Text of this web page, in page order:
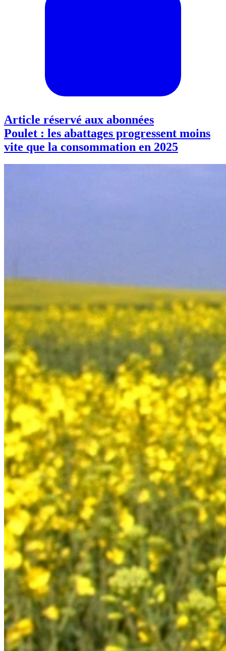
Article réservé aux abonnées
Poulet : les abattages progressent moins
vite que la consommation en 2025